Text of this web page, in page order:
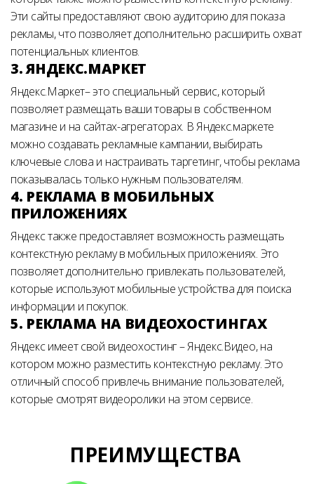
Эти сайты предоставляют свою аудиторию для показа
рекламы, что позволяет дополнительно расширить охват
потенциальных клиентов.
3. ЯНДЕКС.МАРКЕТ
Яндекс.Маркет– это специальный сервис, который
позволяет размещать ваши товары в собственном
магазине и на сайтах-агрегаторах. В Яндекс.маркете
можно создавать рекламные кампании, выбирать
ключевые слова и настраивать таргетинг, чтобы реклама
показывалась только нужным пользователям.
4. РЕКЛАМА В МОБИЛЬНЫХ
ПРИЛОЖЕНИЯХ
Яндекс также предоставляет возможность размещать
контекстную рекламу в мобильных приложениях. Это
позволяет дополнительно привлекать пользователей,
которые используют мобильные устройства для поиска
информации и покупок.
5. РЕКЛАМА НА ВИДЕОХОСТИНГАХ
Яндекс имеет свой видеохостинг – Яндекс.Видео, на
котором можно разместить контекстную рекламу. Это
отличный способ привлечь внимание пользователей,
которые смотрят видеоролики на этом сервисе.
ПРЕИМУЩЕСТВА